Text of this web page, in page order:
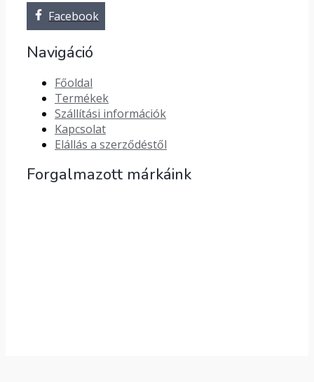
Facebook
Navigáció
Főoldal
Termékek
Szállítási információk
Kapcsolat
Elállás a szerződéstől
Forgalmazott márkáink